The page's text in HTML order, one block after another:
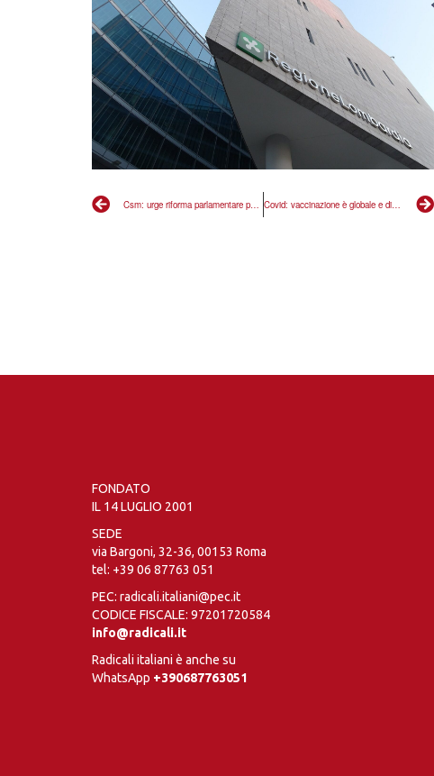
Covid: vaccinazione è globale e di massa o non è
FONDATO
IL 14 LUGLIO 2001
SEDE
via Bargoni, 32-36, 00153 Roma
tel: +39 06 87763 051
PEC: radicali.italiani@pec.it
CODICE FISCALE: 97201720584
info@radicali.it
Radicali italiani è anche su
WhatsApp +390687763051